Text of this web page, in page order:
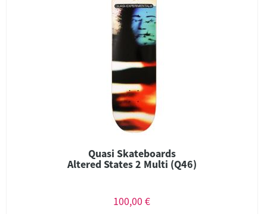
Quasi Skateboards
Altered States 2 Multi (Q46)
100,00 €